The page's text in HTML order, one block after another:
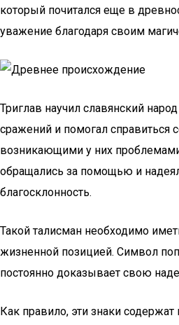
который почитался еще в
уважение благодаря своим
Триглав научил славянский
сражений и помогал справиться
возникающими у них
обращались за помощью и
благосклонность.
Такой талисман необходимо
жизненной позицией. Символ
постоянно доказывает свою
Как правило, эти знаки